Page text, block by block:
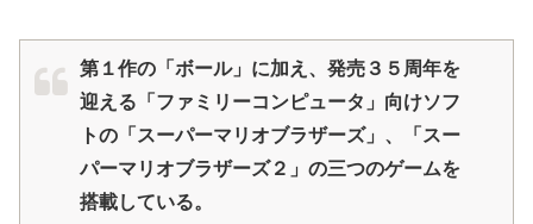
第１作の「ボール」に加え、発売３５周年を
迎える「ファミリーコンピュータ」向けソフ
トの「スーパーマリオブラザーズ」、「スー
パーマリオブラザーズ２」の三つのゲームを
搭載している。